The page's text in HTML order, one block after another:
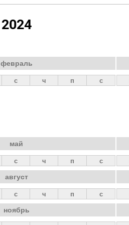
2024
февраль
с ч п с
май
с ч п с
август
с ч п с
ноябрь